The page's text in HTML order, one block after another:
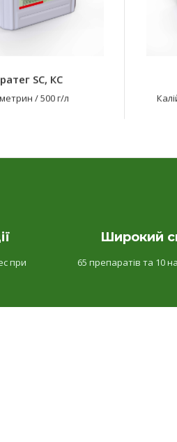
SC, КС
/500 г/л
при
Широкий
65 препаратів та 10